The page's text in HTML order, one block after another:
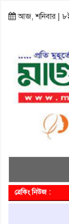
আজ, শনিবার |
ব্রেকিং নিউজ :